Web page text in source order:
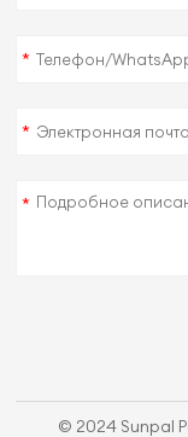
*
*
*
© 2024 Sunpal